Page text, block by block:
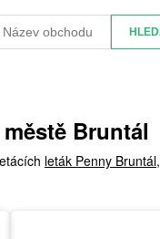
Bruntál
leták Penny Bruntál,